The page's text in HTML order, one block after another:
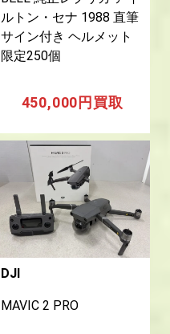
ルトン・セナ 1988 直筆
サイン付き ヘルメット
限定250個
450,000円買取
DJI
MAVIC 2 PRO